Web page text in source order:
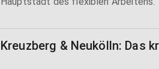
Kreuzberg & Neukölln: Das